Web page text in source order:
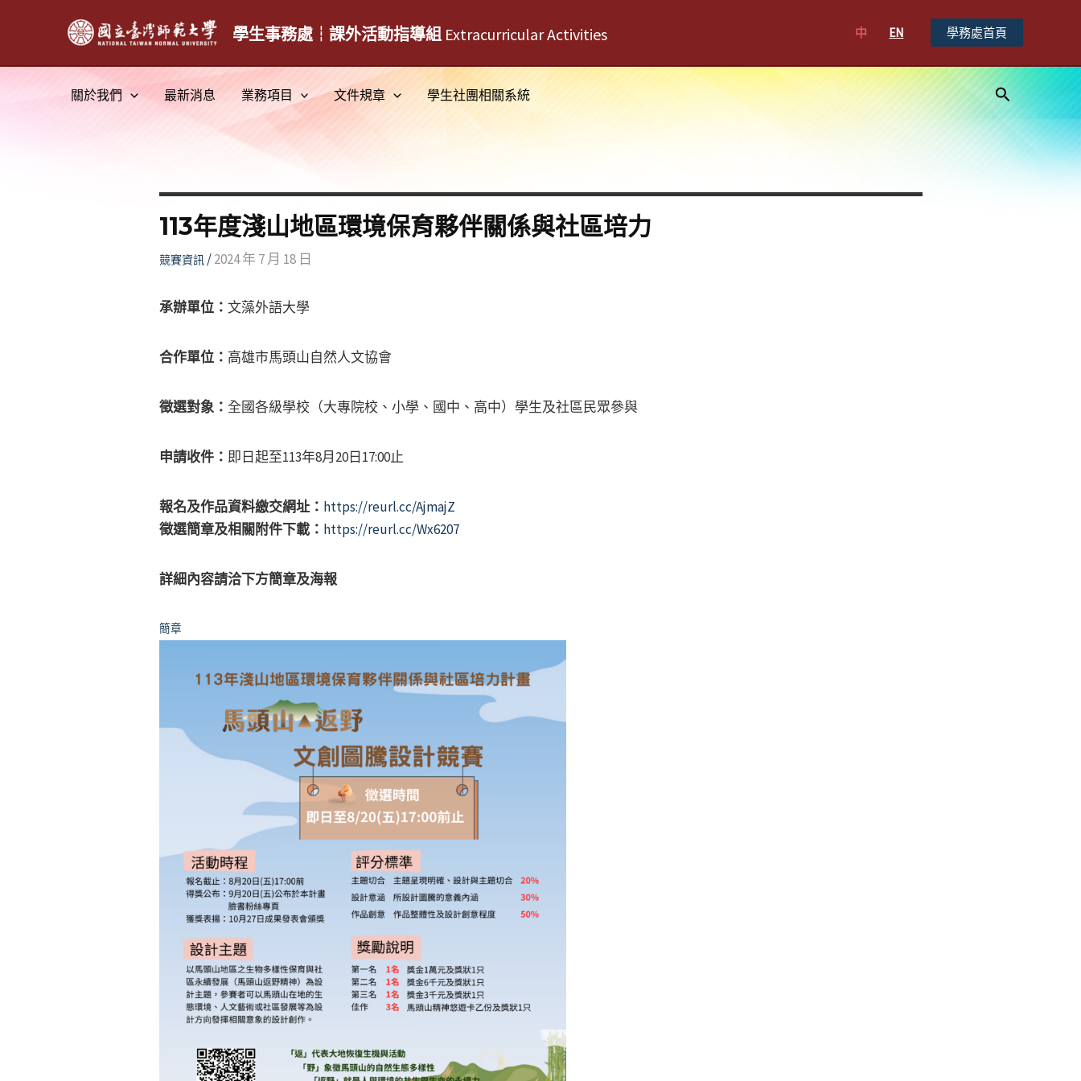
學生事務處┆課外活動指導組 Extracurricular Activities 中 EN 學務處首頁
關於我們 最新消息 業務項目 文件規章 學生社團相關系統
搜
尋
113年度淺山地區環境保育夥伴關係與社區培力
競賽資訊/2024 年 7 月 18 日
承辦單位： 文藻外語大學
合作單位： 高雄市馬頭山自然人文協會
徵選對象： 全國各級學校（大專院校、小學、國中、高中）學生及社區民眾參與
申請收件： 即日起至113年8月20日17:00止
報名及作品資料繳交網址： https://reurl.cc/AjmajZ
徵選簡章及相關附件下載： https://reurl.cc/Wx6207
詳細內容請洽下方簡章及海報
簡章